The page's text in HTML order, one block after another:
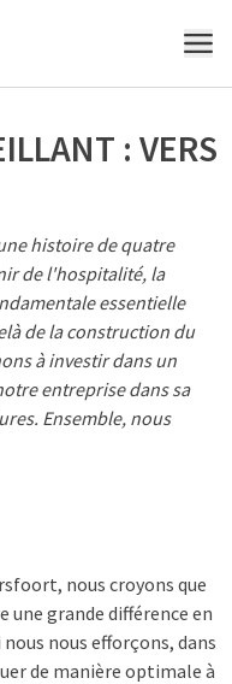
MENU
: VERS
histoire de quatre
de l'hospitalité, la
essentielle
de la construction du
à investir dans un
entreprise dans sa
Ensemble, nous
nous croyons que
grande différence en
nous efforçons, dans
de manière optimale à